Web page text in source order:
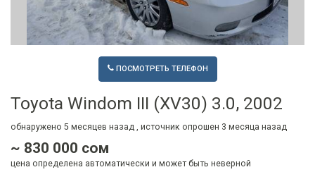
ПОСМОТРЕТЬ ТЕЛЕФОН
Toyota Windom III (XV30) 3.0, 2002
обнаружено 5 месяцев назад , источник опрошен 3 месяца назад
~ 830 000 сом
цена определена автоматически и может быть неверной